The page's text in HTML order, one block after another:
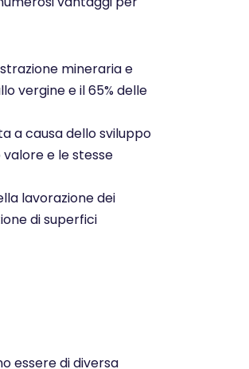
mineraria e
vergine e il 65% delle
a causa dello sviluppo
e le stesse
lavorazione dei
di superfici
essere di diversa